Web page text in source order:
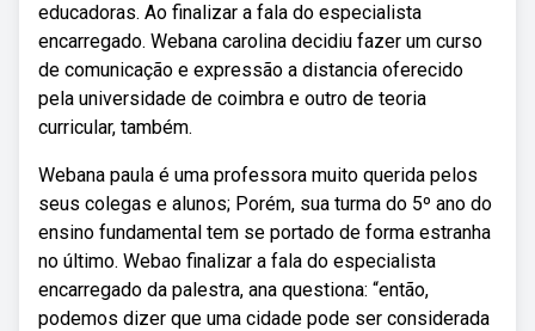
educadoras. Ao finalizar a fala do especialista
encarregado. Webana carolina decidiu fazer um curso
de comunicação e expressão a distancia oferecido
pela universidade de coimbra e outro de teoria
curricular, também.
Webana paula é uma professora muito querida pelos
seus colegas e alunos; Porém, sua turma do 5º ano do
ensino fundamental tem se portado de forma estranha
no último. Webao finalizar a fala do especialista
encarregado da palestra, ana questiona: “então,
podemos dizer que uma cidade pode ser considerada